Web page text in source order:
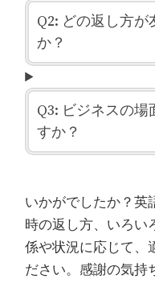
Q2: どの返し方
か？
Q3: ビジネスの場
すか？
いかがでしたか？英
時の返し方、いろい
係や状況に応じて、
ださい。感謝の気持